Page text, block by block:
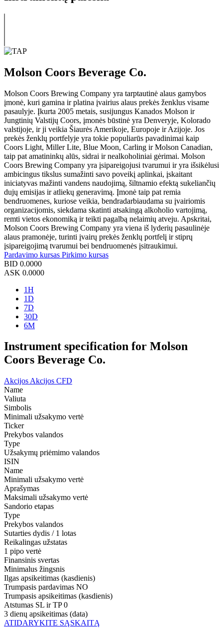
Molson Coors Beverage Co.
Molson Coors Brewing Company yra tarptautinė alaus gamybos
įmonė, kuri gamina ir platina įvairius alaus prekės ženklus visame
pasaulyje. Įkurta 2005 metais, susijungus Kanados Molson ir
Jungtinių Valstijų Coors, įmonės būstinė yra Denveryje, Kolorado
valstijoje, ir ji veikia Šiaurės Amerikoje, Europoje ir Azijoje. Jos
prekės ženklų portfelyje yra tokie populiarūs pavadinimai kaip
Coors Light, Miller Lite, Blue Moon, Carling ir Molson Canadian,
taip pat amatininkų alūs, sidrai ir nealkoholiniai gėrimai. Molson
Coors Brewing Company yra įsipareigojusi tvarumui ir yra išsikėlusi
ambicingus tikslus sumažinti savo poveikį aplinkai, įskaitant
iniciatyvas mažinti vandens naudojimą, šiltnamio efektą sukeliančių
dujų emisijas ir atliekų generavimą. Įmonė taip pat remia
bendruomenes, kuriose veikia, bendradarbiaudama su įvairiomis
organizacijomis, siekdama skatinti atsakingą alkoholio vartojimą,
remti vietos ekonomiką ir teikti pagalbą nelaimių atveju. Apskritai,
Molson Coors Brewing Company yra viena iš lyderių pasaulinėje
alaus pramonėje, turinti įvairų prekės ženklų portfelį ir stiprų
įsipareigojimą tvarumui bei bendruomenės įsitraukimui.
Pardavimo kursas Pirkimo kursas
BID 0.0000
ASK 0.0000
1H
1D
7D
30D
6M
Instrument specification for Molson
Coors Beverage Co.
Akcijos Akcijos CFD
Name
Valiuta
Simbolis
Minimali užsakymo vertė
Ticker
Prekybos valandos
Type
Užsakymų priėmimo valandos
ISIN
Name
Minimali užsakymo vertė
Aprašymas
Maksimali užsakymo vertė
Sandorio etapas
Type
Prekybos valandos
Sutarties dydis / 1 lotas
Reikalingas užstatas
1 pipo vertė
Finansinis svertas
Minimalus žingsnis
Ilgas apsikeitimas (kasdienis)
Trumpasis pardavimas NO
Trumpasis apsikeitimas (kasdienis)
Atstumas SL ir TP 0
3 dienų apsikeitimas (data)
ATIDARYKITE SĄSKAITĄ